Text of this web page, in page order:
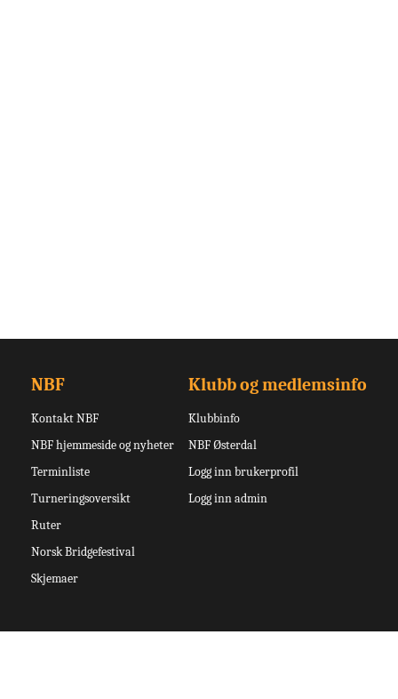
NBF
Kontakt NBF
NBF hjemmeside og nyheter
Terminliste
Turneringsoversikt
Ruter
Norsk Bridgefestival
Skjemaer
Klubb og medlemsinfo
Klubbinfo
NBF Østerdal
Logg inn brukerprofil
Logg inn admin